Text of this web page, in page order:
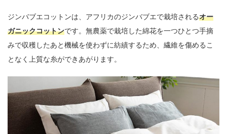
ジンバブエコットンは、アフリカのジンバブエで栽培されるオー
ガニックコットンです。無農薬で栽培した綿花を一つひとつ手摘
みで収穫したあと機械を使わずに紡績するため、繊維を傷めるこ
となく上質な糸ができあがります。